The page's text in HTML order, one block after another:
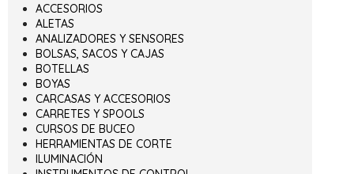
ACCESORIOS
ALETAS
ANALIZADORES Y SENSORES
BOLSAS, SACOS Y CAJAS
BOTELLAS
BOYAS
CARCASAS Y ACCESORIOS
CARRETES Y SPOOLS
CURSOS DE BUCEO
HERRAMIENTAS DE CORTE
ILUMINACIÓN